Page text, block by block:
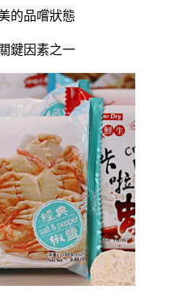
的品嚐狀態
鍵因素之一